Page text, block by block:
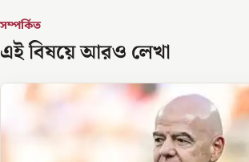
সম্পর্কিত
এই বিষয়ে আরও লেখা